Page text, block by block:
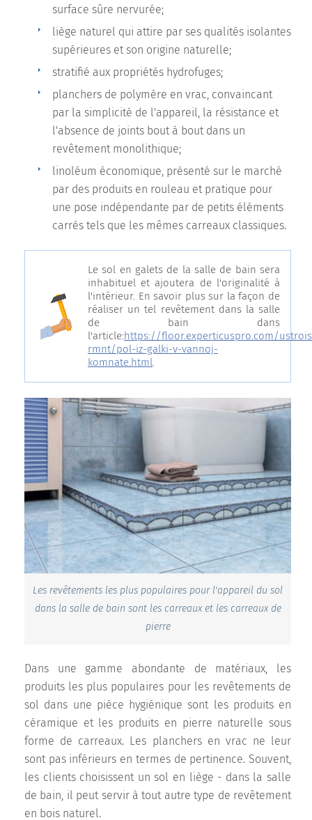
surface sûre nervurée;
liège naturel qui attire par ses qualités isolantes
supérieures et son origine naturelle;
stratifié aux propriétés hydrofuges;
planchers de polymère en vrac, convaincant
par la simplicité de l'appareil, la résistance et
l'absence de joints bout à bout dans un
revêtement monolithique;
linoléum économique, présenté sur le marché
par des produits en rouleau et pratique pour
une pose indépendante par de petits éléments
carrés tels que les mêmes carreaux classiques.
Le sol en galets de la salle de bain sera
inhabituel et ajoutera de l'originalité à
l'intérieur. En savoir plus sur la façon de
réaliser un tel revêtement dans la salle
de bain dans
l'article:https://floor.experticuspro.com/
rmnt/pol-iz-galki-v-vannoj-
komnate.html
Les revêtements les plus populaires pour l'appareil du sol
dans la salle de bain sont les carreaux et les carreaux de
pierre
Dans une gamme abondante de matériaux, les
produits les plus populaires pour les revêtements de
sol dans une pièce hygiénique sont les produits en
céramique et les produits en pierre naturelle sous
forme de carreaux. Les planchers en vrac ne leur
sont pas inférieurs en termes de pertinence. Souvent,
les clients choisissent un sol en liège - dans la salle
de bain, il peut servir à tout autre type de revêtement
en bois naturel.